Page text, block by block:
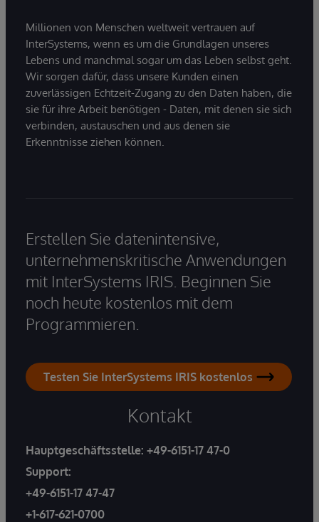
Millionen von Menschen weltweit vertrauen auf
InterSystems, wenn es um die Grundlagen unseres
Lebens und manchmal sogar um das Leben selbst geht.
Wir sorgen dafür, dass unsere Kunden einen
zuverlässigen Echtzeit-Zugang zu den Daten haben, die
sie für ihre Arbeit benötigen - Daten, mit denen sie sich
verbinden, austauschen und aus denen sie
Erkenntnisse ziehen können.
Erstellen Sie datenintensive,
unternehmenskritische Anwendungen
mit InterSystems IRIS. Beginnen Sie
noch heute kostenlos mit dem
Programmieren.
Testen Sie InterSystems IRIS kostenlos
Kontakt
Hauptgeschäftsstelle: +49-6151-17 47-0
Support:
+49-6151-17 47-47
+1-617-621-0700